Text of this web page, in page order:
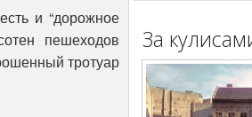
и “дорожное
пешеходов
тротуар
За